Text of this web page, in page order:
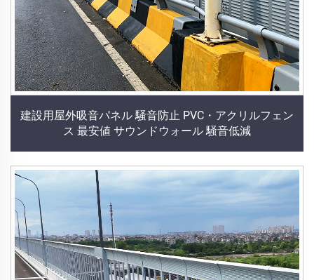
建設用屋外吸音パネル 騒音防止 PVC・アクリルフェン
ス 最安値 サウンドウォール 騒音低減